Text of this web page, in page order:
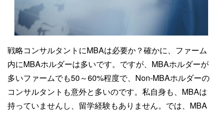
戦略コンサルタントにMBAは必要か？確かに、ファーム
内にMBAホルダーは多いです。ですが、MBAホルダーが
多いファームでも50～60%程度で、Non-MBAホルダーの
コンサルタントも意外と多いのです。私自身も、MBAは
持っていませんし、留学経験もありません。では、MBA